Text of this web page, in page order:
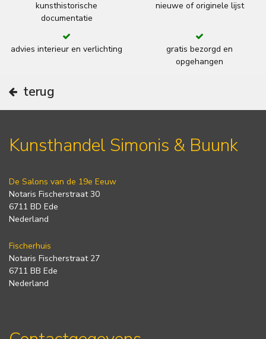
kunsthistorische
documentatie
nieuwe of originele lijst
advies interieur en verlichting
gratis bezorgd en
opgehangen
terug
Kunsthandel Simonis & Buunk
De Salons van de 19e Eeuw
Notaris Fischerstraat 30
6711 BD Ede
Nederland
Fischerhuis
Notaris Fischerstraat 27
6711 BB Ede
Nederland